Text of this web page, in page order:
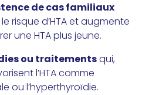
de cas familiaux
risque d’HTA et augmente
une HTA plus jeune.
ou traitementsqui,
l’HTA comme
ou l’hyperthyroïdie.